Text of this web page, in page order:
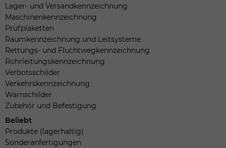
Lager- und Versandkennzeichnung
Maschinenkennzeichnung
Prüfplaketten
Raumkennzeichnung und Leitsysteme
Rettungs- und Fluchtwegkennzeichnung
Rohrleitungskennzeichnung
Verbotsschilder
Verkehrskennzeichnung
Warnschilder
Zubehör und Befestigung
Beliebt
Produkte (lagerhaltig)
Sonderanfertigungen